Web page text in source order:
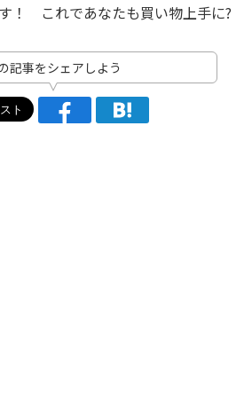
！ これであなたも買い物上手に?
記事をシェアしよう